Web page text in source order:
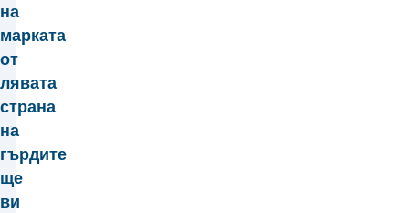
на
марката
от
лявата
страна
на
гърдите
ще
ви